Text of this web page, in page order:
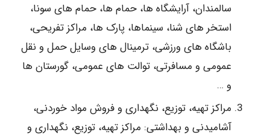
سالمندان، آرایشگاه ها، حمام ها، حمام های سونا،
استخر های شنا، سینماها، پارک ها، مراکز تفریحی،
باشگاه های ورزشی، ترمینال های وسایل حمل و نقل
عمومی و مسافرتی، توالت های عمومی، گورستان ها
و …
مراکز تهیه، توزیع، نگهداری و فروش مواد خوردنی،
آشامیدنی و بهداشتی: مراکز تهیه، توزیع، نگهداری و